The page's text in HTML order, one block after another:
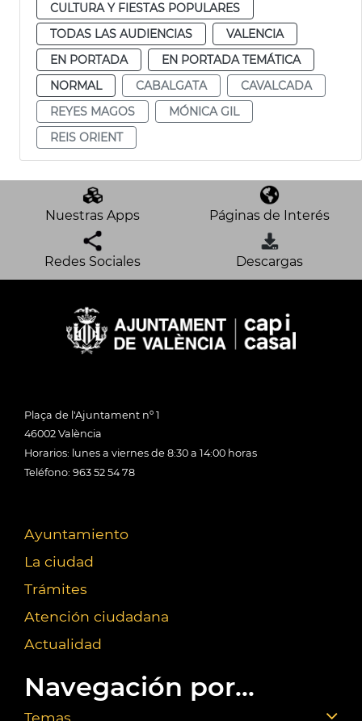
CULTURA Y FIESTAS POPULARES
TODAS LAS AUDIENCIAS
VALENCIA
EN PORTADA
EN PORTADA TEMÁTICA
NORMAL
CABALGATA
CAVALCADA
REYES MAGOS
MÓNICA GIL
REIS ORIENT
Nuestras Apps Páginas de Interés
Redes Sociales Descargas
Plaça de l'Ajuntament nº 1
46002 València
Horarios: lunes a viernes de 8:30 a 14:00 horas
Teléfono: 963 52 54 78
Ayuntamiento
La ciudad
Trámites
Atención ciudadana
Actualidad
Navegación por...
Temas